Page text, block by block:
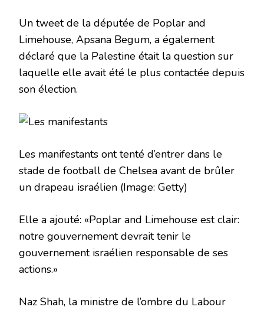
Un tweet de la députée de Poplar and
Limehouse, Apsana Begum, a également
déclaré que la Palestine était la question sur
laquelle elle avait été le plus contactée depuis
son élection.
Les manifestants ont tenté d’entrer dans le
stade de football de Chelsea avant de brûler
un drapeau israélien (Image: Getty)
Elle a ajouté: «Poplar and Limehouse est clair:
notre gouvernement devrait tenir le
gouvernement israélien responsable de ses
actions.»
Naz Shah, la ministre de l’ombre du Labour